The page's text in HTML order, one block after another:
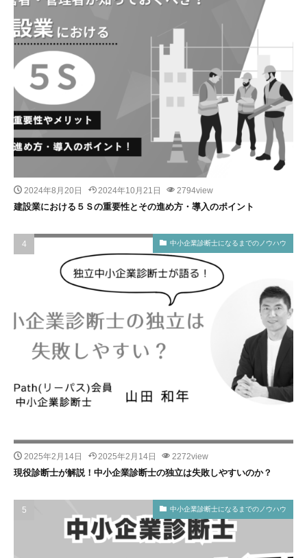
2024年8月20日 2024年10月21日 2794view
建設業における５Ｓの重要性とその進め方・導入のポイント
中小企業診断士になるまでのノウハウ
2025年2月14日 2025年2月14日 2272view
現役診断士が解説！中小企業診断士の独立は失敗しやすいのか？
中小企業診断士になるまでのノウハウ